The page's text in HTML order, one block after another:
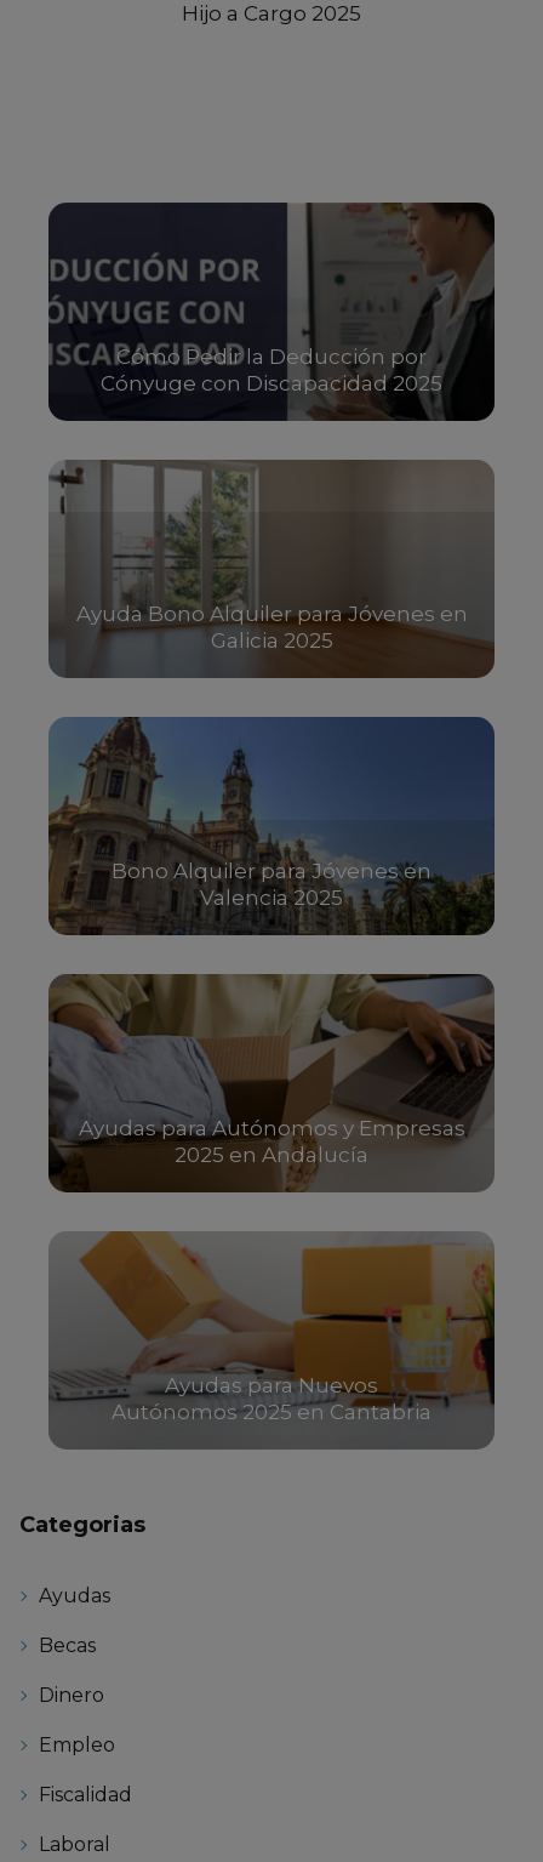
Hijo a Cargo 2025
Cómo Pedir la Deducción por
Cónyuge con Discapacidad 2025
Ayuda Bono Alquiler para Jóvenes en
Galicia 2025
Bono Alquiler para Jóvenes en
Valencia 2025
Ayudas para Autónomos y Empresas
2025 en Andalucía
Ayudas para Nuevos
Autónomos 2025 en Cantabria
Categorias
Ayudas
Becas
Dinero
Empleo
Fiscalidad
Laboral